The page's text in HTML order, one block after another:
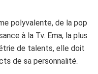
polyvalente, de la pop
à la Tv. Ema, la plus
de talents, elle doit
de sa personnalité.